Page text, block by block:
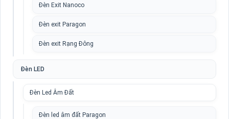
Đèn Exit Nanoco
Đèn exit Paragon
Đèn exit Rạng Đông
Đèn LED
Đèn Led Âm Đất
Đèn led âm đất Paragon